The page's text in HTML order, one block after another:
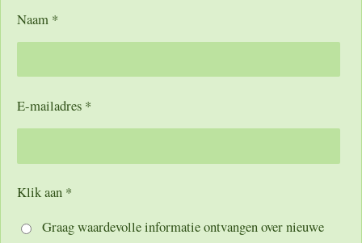
Naam *
E-mailadres *
Klik aan *
Graag waardevolle informatie ontvangen over nieuwe